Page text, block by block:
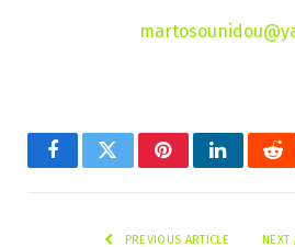
FacebookTwitterPinterestLinkedIn
PREVIOUS ARTICLE NEXT